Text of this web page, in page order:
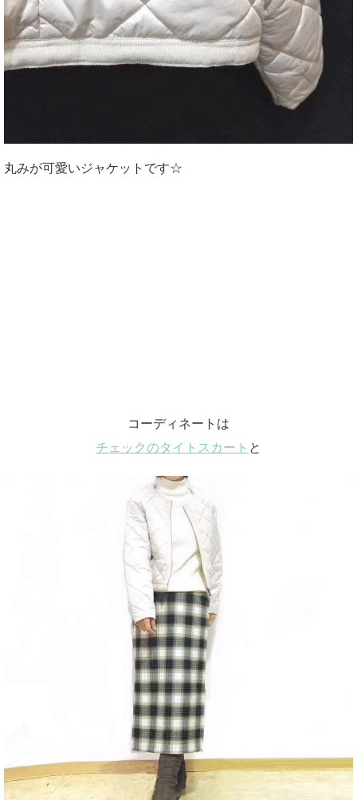
丸みが可愛いジャケットです☆
コーディネートは
チェックのタイトスカート と